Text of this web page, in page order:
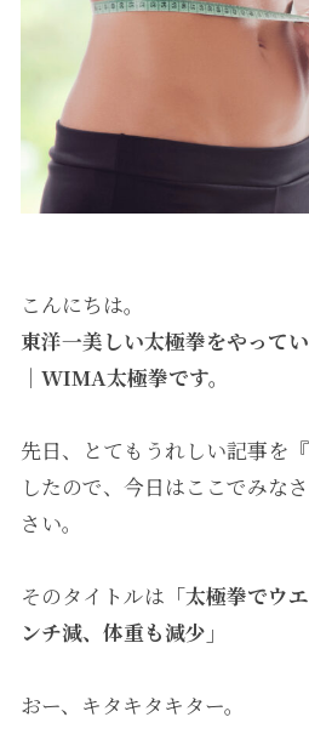
こんにちは。
東洋一美しい太極拳をやって
｜WIMA太極拳です。
先日、とてもうれしい記事を
したので、今日はここでみな
さい。
そのタイトルは 「太極拳でウ
ンチ減、体重も減少 」
おー、キタキタキター。